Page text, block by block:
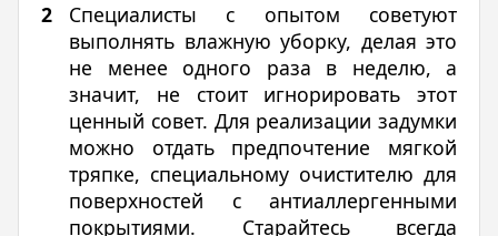
Специалисты с опытом советуют
выполнять влажную уборку, делая это
не менее одного раза в неделю, а
значит, не стоит игнорировать этот
ценный совет. Для реализации задумки
можно отдать предпочтение мягкой
тряпке, специальному очистителю для
поверхностей с антиаллергенными
покрытиями. Старайтесь всегда